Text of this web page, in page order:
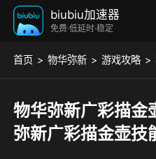
biubiu加速器
免费·低延时·稳定
首页 物华弥新 游戏攻略
物华弥新广彩描金
弥新广彩描金壶技